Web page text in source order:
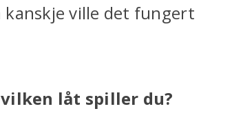
ville det fungert
låt spiller du?